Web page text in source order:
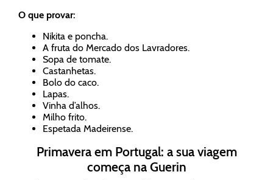
O que provar:
Nikita e poncha.
A fruta do Mercado dos Lavradores.
Sopa de tomate.
Castanhetas.
Bolo do caco.
Lapas.
Vinha d’alhos.
Milho frito.
Espetada Madeirense.
Primavera em Portugal: a sua viagem
começa na Guerin